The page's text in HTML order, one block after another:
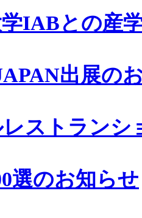
IABとの産
出展の
レストランシ
選のお知らせ